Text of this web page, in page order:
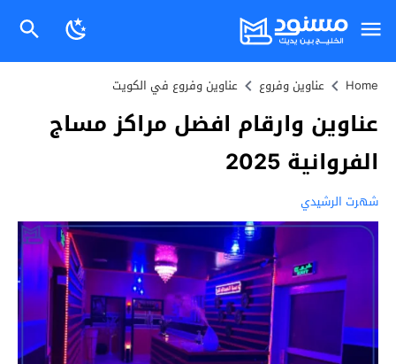
Home عناوين وفروع عناوين وفروع في الكويت
عناوين وارقام افضل مراكز مساج
الفروانية 2025
شهرت الرشيدي